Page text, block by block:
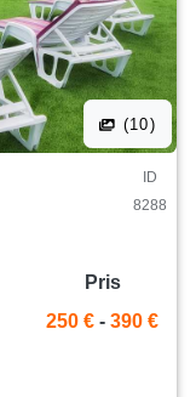
(10)
ID
8288
Pris
250 € - 390 €